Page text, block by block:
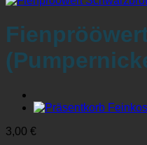
3,00 €